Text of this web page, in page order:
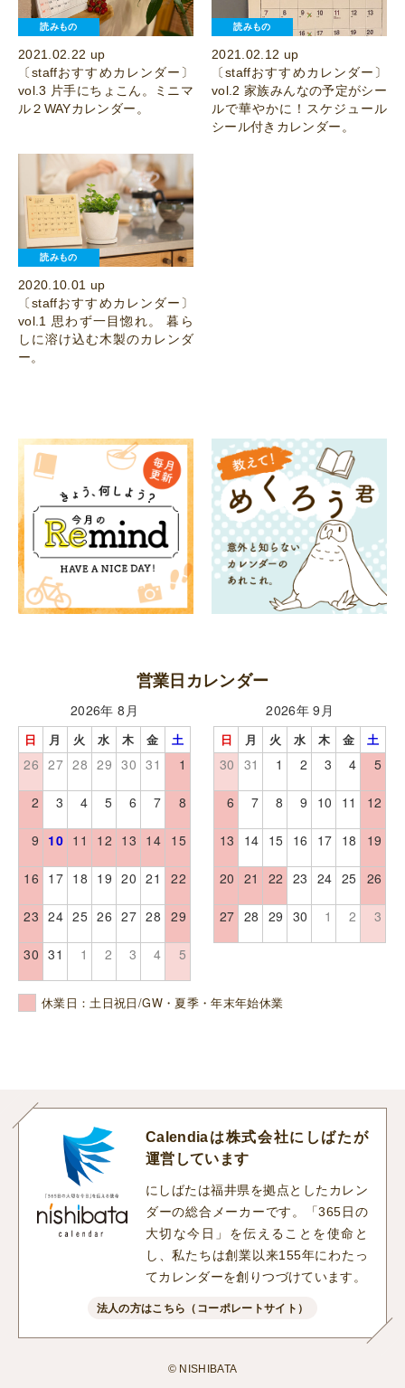
読みもの
2021.02.22 up
〔staffおすすめカレンダー〕
vol.3 片手にちょこん。ミニマ
ル２WAYカレンダー。
読みもの
2021.02.12 up
〔staffおすすめカレンダー〕
vol.2 家族みんなの予定がシー
ルで華やかに！スケジュール
シール付きカレンダー。
読みもの
2020.10.01 up
〔staffおすすめカレンダー〕
vol.1 思わず一目惚れ。 暮ら
しに溶け込む木製のカレンダ
ー。
営業日カレンダー
2026年 8月
日 月 火 水 木 金 土
26 27 28 29 30 31 1
2 3 4 5 6 7 8
9 10 11 12 13 14 15
16 17 18 19 20 21 22
23 24 25 26 27 28 29
30 31 1 2 3 4 5
2026年 9月
日 月 火 水 木 金 土
30 31 1 2 3 4 5
6 7 8 9 10 11 12
13 14 15 16 17 18 19
20 21 22 23 24 25 26
27 28 29 30 1 2 3
休業日：土日祝日/GW・夏季・年末年始休業
Calendiaは株式会社にしばたが
運営しています
にしばたは福井県を拠点としたカレン
ダーの総合メーカーです。「365日の
大切な今日」を伝えることを使命と
し、私たちは創業以来155年にわたっ
てカレンダーを創りつづけています。
法人の方はこちら（コーポレートサイト）
© NISHIBATA